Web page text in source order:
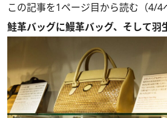
この記事を1ページ目から読む（4/4
鮭革バッグに鰻革バッグ、そして羽